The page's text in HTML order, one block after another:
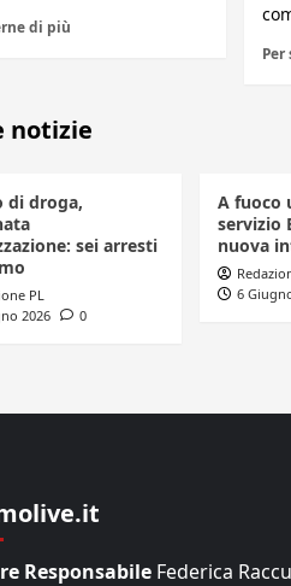
di più
notizie
di droga,
sei arresti
PL
2026
0
A fuoco
servizio
nuova
6
Responsabile Federica